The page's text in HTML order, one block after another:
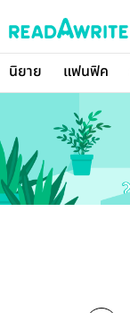
นิยาย แฟนฟิค